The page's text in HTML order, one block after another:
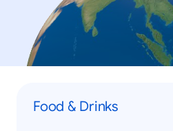
Food & Drinks